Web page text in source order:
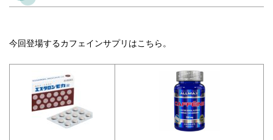
今回登場するカフェインサプリはこちら。